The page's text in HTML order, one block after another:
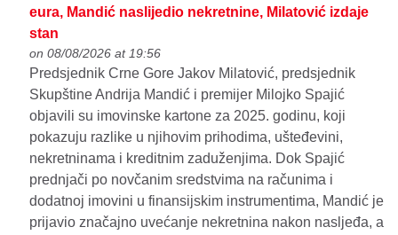
eura, Mandić naslijedio nekretnine, Milatović izdaje
stan
on 08/08/2026 at 19:56
Predsjednik Crne Gore Jakov Milatović, predsjednik
Skupštine Andrija Mandić i premijer Milojko Spajić
objavili su imovinske kartone za 2025. godinu, koji
pokazuju razlike u njihovim prihodima, ušteđevini,
nekretninama i kreditnim zaduženjima. Dok Spajić
prednjači po novčanim sredstvima na računima i
dodatnoj imovini u finansijskim instrumentima, Mandić je
prijavio značajno uvećanje nekretnina nakon nasljeđa, a